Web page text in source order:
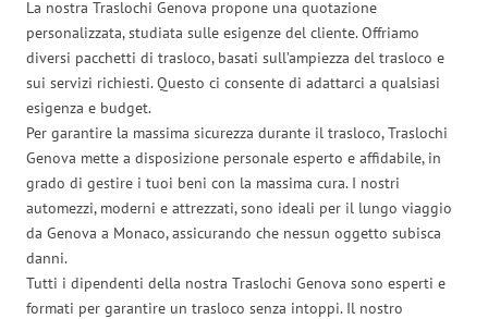
La nostra Traslochi Genova propone una quotazione
personalizzata, studiata sulle esigenze del cliente. Offriamo
diversi pacchetti di trasloco, basati sull’ampiezza del trasloco e
sui servizi richiesti. Questo ci consente di adattarci a qualsiasi
esigenza e budget.
Per garantire la massima sicurezza durante il trasloco, Traslochi
Genova mette a disposizione personale esperto e affidabile, in
grado di gestire i tuoi beni con la massima cura. I nostri
automezzi, moderni e attrezzati, sono ideali per il lungo viaggio
da Genova a Monaco, assicurando che nessun oggetto subisca
danni.
Tutti i dipendenti della nostra Traslochi Genova sono esperti e
formati per garantire un trasloco senza intoppi. Il nostro